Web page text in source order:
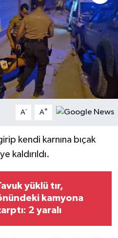
A- A+
kendi karnına bıçak
kaldırıldı.
yüklü tır,
kamyona
2 yaralı